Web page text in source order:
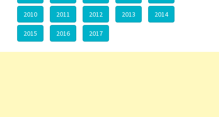
2010 2011 2012 2013 2014
2015 2016 2017